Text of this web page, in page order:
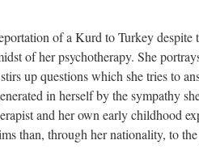
of a Kurd to Turkey
of her psychotherapy. She
up questions which she tries to
in herself by the sympathy
and her own early childhood
than, through her nationality, to